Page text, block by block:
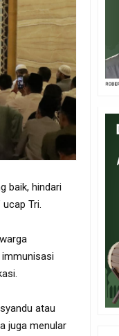
baik, hindari
Tri.
atau
juga menular